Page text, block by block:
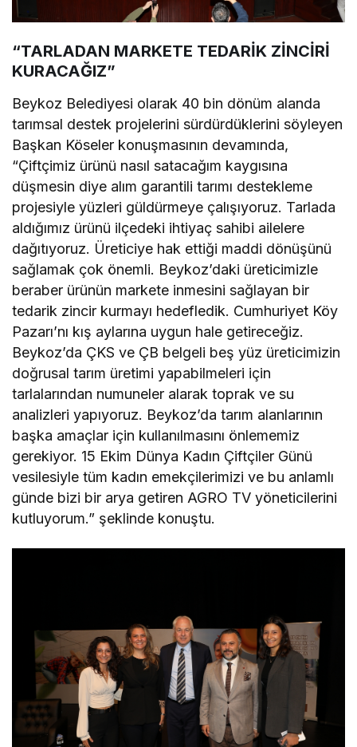
“TARLADAN MARKETE TEDARİK ZİNCİRİ
KURACAĞIZ”
Beykoz Belediyesi olarak 40 bin dönüm alanda
tarımsal destek projelerini sürdürdüklerini söyleyen
Başkan Köseler konuşmasının devamında,
“Çiftçimiz ürünü nasıl satacağım kaygısına
düşmesin diye alım garantili tarımı destekleme
projesiyle yüzleri güldürmeye çalışıyoruz. Tarlada
aldığımız ürünü ilçedeki ihtiyaç sahibi ailelere
dağıtıyoruz. Üreticiye hak ettiği maddi dönüşünü
sağlamak çok önemli. Beykoz’daki üreticimizle
beraber ürünün markete inmesini sağlayan bir
tedarik zincir kurmayı hedefledik. Cumhuriyet Köy
Pazarı’nı kış aylarına uygun hale getireceğiz.
Beykoz’da ÇKS ve ÇB belgeli beş yüz üreticimizin
doğrusal tarım üretimi yapabilmeleri için
tarlalarından numuneler alarak toprak ve su
analizleri yapıyoruz. Beykoz’da tarım alanlarının
başka amaçlar için kullanılmasını önlememiz
gerekiyor. 15 Ekim Dünya Kadın Çiftçiler Günü
vesilesiyle tüm kadın emekçilerimizi ve bu anlamlı
günde bizi bir arya getiren AGRO TV yöneticilerini
kutluyorum.” şeklinde konuştu.